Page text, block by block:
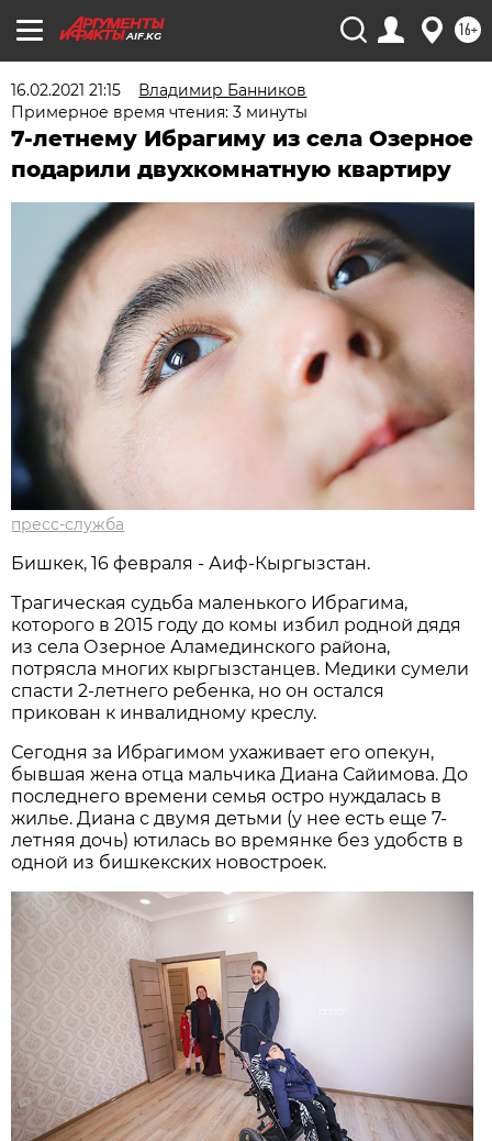
AIF.KG 16+
16.02.2021 21:15
Владимир Банников
Примерное время чтения: 3 минуты
7-летнему Ибрагиму из села Озерное
подарили двухкомнатную квартиру
пресс-служба
Бишкек, 16 февраля - Аиф-Кыргызстан.
Трагическая судьба маленького Ибрагима,
которого в 2015 году до комы избил родной дядя
из села Озерное Аламединского района,
потрясла многих кыргызстанцев. Медики сумели
спасти 2-летнего ребенка, но он остался
прикован к инвалидному креслу.
Сегодня за Ибрагимом ухаживает его опекун,
бывшая жена отца мальчика Диана Сайимова. До
последнего времени семья остро нуждалась в
жилье. Диана с двумя детьми (у нее есть еще 7-
летняя дочь) ютилась во времянке без удобств в
одной из бишкекских новостроек.